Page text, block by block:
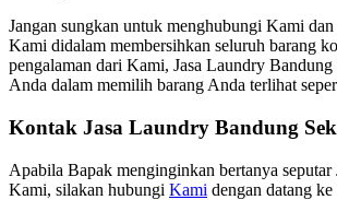
Jangan sungkan untuk menghubungi Kami
Kami didalam membersihkan seluruh barang
pengalaman dari Kami, Jasa Laundry Bandung
Anda dalam memilih barang Anda terlihat
Kontak Jasa Laundry Bandung
Apabila Bapak menginginkan bertanya seputar
Kami, silakan hubungi Kami dengan datang